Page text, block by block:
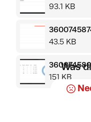
93.1 KB
43.5 KB
151 KB
Was